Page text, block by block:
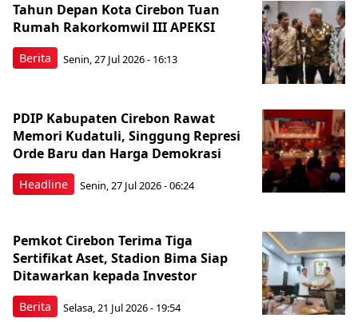
Berita
Tahun Depan Kota Cirebon Tuan
Rumah Rakorkomwil III APEKSI
Senin, 27 Jul 2026 - 16:13
Headline
PDIP Kabupaten Cirebon Rawat
Memori Kudatuli, Singgung Represi
Orde Baru dan Harga Demokrasi
Senin, 27 Jul 2026 - 06:24
Berita
Pemkot Cirebon Terima Tiga
Sertifikat Aset, Stadion Bima Siap
Ditawarkan kepada Investor
Selasa, 21 Jul 2026 - 19:54